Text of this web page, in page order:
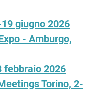
giugno 2026
- Amburgo,
febbraio 2026
Torino, 2-